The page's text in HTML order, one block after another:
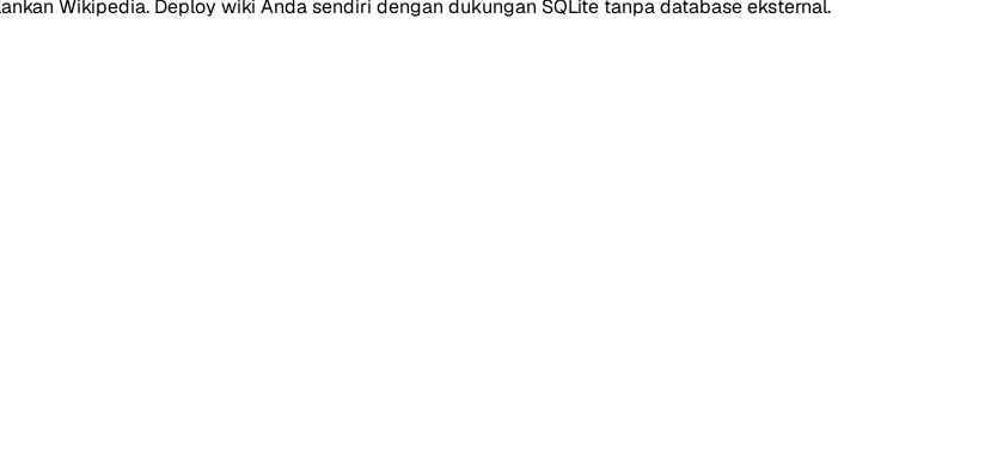
Wikipedia. Deploy wiki Anda sendiri dengan dukungan SQLite tanpa database eksternal.